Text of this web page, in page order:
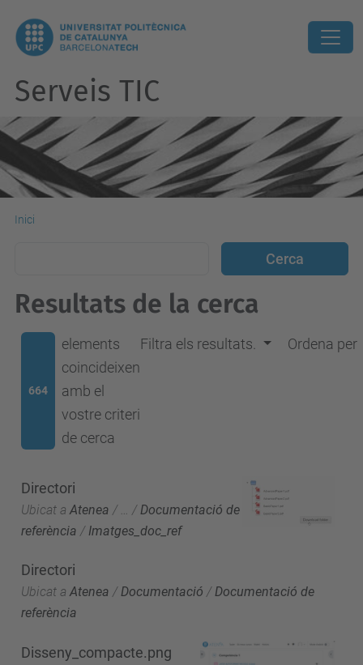
Serveis TIC
Inici
Resultats de la cerca
664
elements
coincideixen
amb el
vostre criteri
de cerca
Filtra els resultats. Ordena per
Directori
Ubicat a Atenea / / Documentació de
referència / Imatges_doc_ref
Directori
Ubicat a Atenea /Documentació /Documentació de
referència
Disseny_compacte.png